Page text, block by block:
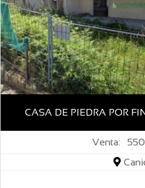
CASA DE PIEDRA POR
Venta: